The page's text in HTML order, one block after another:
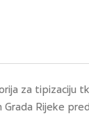
za tipizaciju
Rijeke